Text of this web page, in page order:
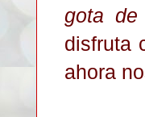
gota de
disfruta
ahora